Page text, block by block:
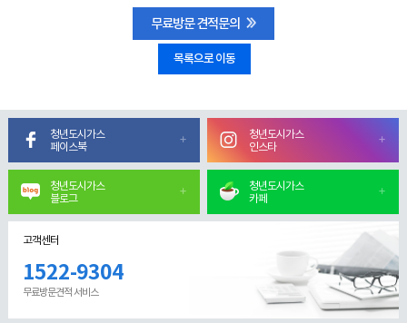
무료방문 견적문의
목록으로 이동
청년도시가스
페이스북
청년도시가스
인스타
청년도시가스
블로그
청년도시가스
카페
고객센터
1522-9304
무료방문견적 서비스